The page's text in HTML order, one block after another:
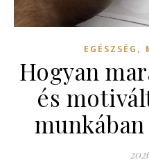
EGÉSZSÉG ,
Hogyan
és